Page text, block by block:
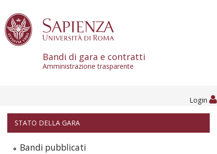
Bandi di gara e contratti
Amministrazione trasparente
Login
STATO DELLA GARA
Bandi pubblicati